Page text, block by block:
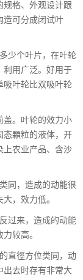
规格、外观设计跟
造可分成闭试叶
少个叶片，在叶轮
利用广泛。好用于
吸叶轮比双吸叶轮
盖。叶轮的效力小
态顆粒的液体，开
上农业产品、含沙
同，造成的动能很
，效力低。
过来，造成的动能
较高。
直徑方位类同，动
出去时存有非常大